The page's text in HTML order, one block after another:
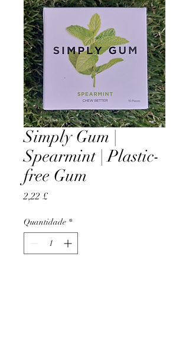
Simply Gum |
Spearmint | Plastic-
free Gum
2,22 £Preço
Quantidade *